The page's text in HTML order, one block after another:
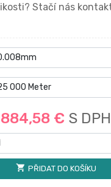
Stačí nás
884,58 € S DPH
shopping_cart PŘIDAT DO KOŠÍKU